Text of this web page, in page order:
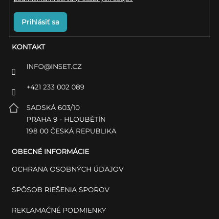
KONTAKT
INFO@INSET.CZ
+421 233 002 089
SADSKÁ 603/10
PRAHA 9 - HLOUBĚTÍN
198 00 ČESKÁ REPUBLIKA
OBECNÉ INFORMÁCIE
OCHRANA OSOBNÝCH ÚDAJOV
SPÔSOB RIEŠENIA SPOROV
REKLAMAČNÉ PODMIENKY
Prihlásiť sa